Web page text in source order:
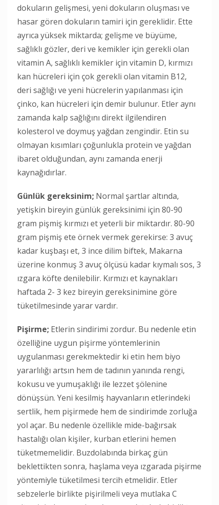
dokuların gelişmesi, yeni dokuların oluşması ve
hasar gören dokuların tamiri için gereklidir. Ette
ayrıca yüksek miktarda; gelişme ve büyüme,
sağlıklı gözler, deri ve kemikler için gerekli olan
vitamin A, sağlıklı kemikler için vitamin D, kırmızı
kan hücreleri için çok gerekli olan vitamin B12,
deri sağlığı ve yeni hücrelerin yapılanması için
çinko, kan hücreleri için demir bulunur. Etler aynı
zamanda kalp sağlığını direkt ilgilendiren
kolesterol ve doymuş yağdan zengindir. Etin su
olmayan kısımları çoğunlukla protein ve yağdan
ibaret olduğundan, aynı zamanda enerji
kaynağıdırlar.
Günlük gereksinim; Normal şartlar altında,
yetişkin bireyin günlük gereksinimi için 80-90
gram pişmiş kırmızı et yeterli bir miktardır. 80-90
gram pişmiş ete örnek vermek gerekirse: 3 avuç
kadar kuşbaşı et, 3 ince dilim biftek, Makarna
üzerine konmuş 3 avuç ölçüsü kadar kıymalı sos, 3
ızgara köfte denilebilir. Kırmızı et kaynakları
haftada 2- 3 kez bireyin gereksinimine göre
tüketilmesinde yarar vardır.
Pişirme; Etlerin sindirimi zordur. Bu nedenle etin
özelliğine uygun pişirme yöntemlerinin
uygulanması gerekmektedir ki etin hem biyo
yararlılığı artsın hem de tadının yanında rengi,
kokusu ve yumuşaklığı ile lezzet şölenine
dönüşsün. Yeni kesilmiş hayvanların etlerindeki
sertlik, hem pişirmede hem de sindirimde zorluğa
yol açar. Bu nedenle özellikle mide-bağırsak
hastalığı olan kişiler, kurban etlerini hemen
tüketmemelidir. Buzdolabında birkaç gün
beklettikten sonra, haşlama veya ızgarada pişirme
yöntemiyle tüketilmesi tercih etmelidir. Etler
sebzelerle birlikte pişirilmeli veya mutlaka C